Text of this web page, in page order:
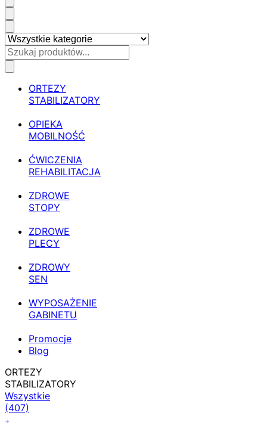
ORTEZY
STABILIZATORY
OPIEKA
MOBILNOŚĆ
ĆWICZENIA
REHABILITACJA
ZDROWE
STOPY
ZDROWE
PLECY
ZDROWY
SEN
WYPOSAŻENIE
GABINETU
Promocje
Blog
ORTEZY
STABILIZATORY
Wszystkie
(407)